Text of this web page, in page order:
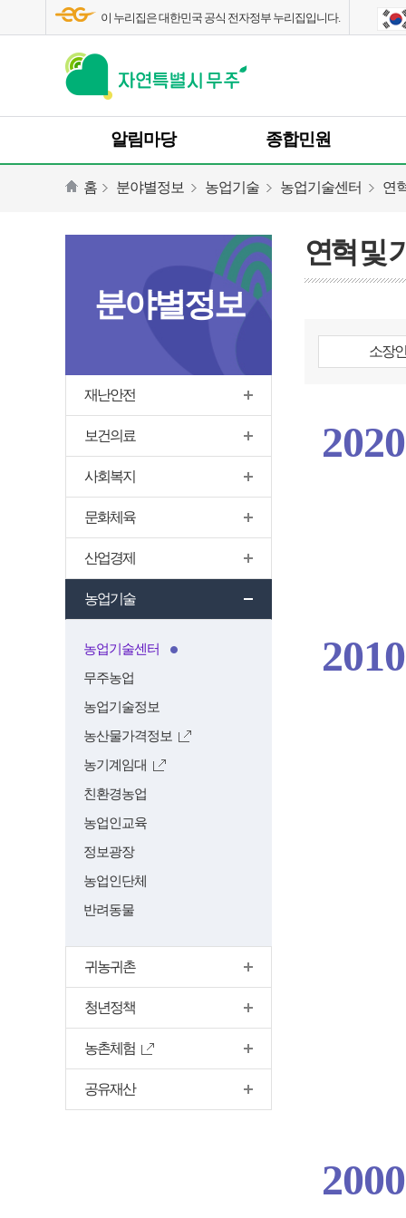
이 누리집은 대한민국 공식 전자정부 누리집입니다.
알림마당 종합민원
홈 분야별정보 농업기술 농업기술센터 연
분야별정보
재난안전
보건의료
사회복지
문화체육
산업경제
농업기술
농업기술센터
무주농업
농업기술정보
농산물가격정보
농기계임대
친환경농업
농업인교육
정보광장
농업인단체
반려동물
귀농귀촌
청년정책
농촌체험
공유재산
연혁 및
소장